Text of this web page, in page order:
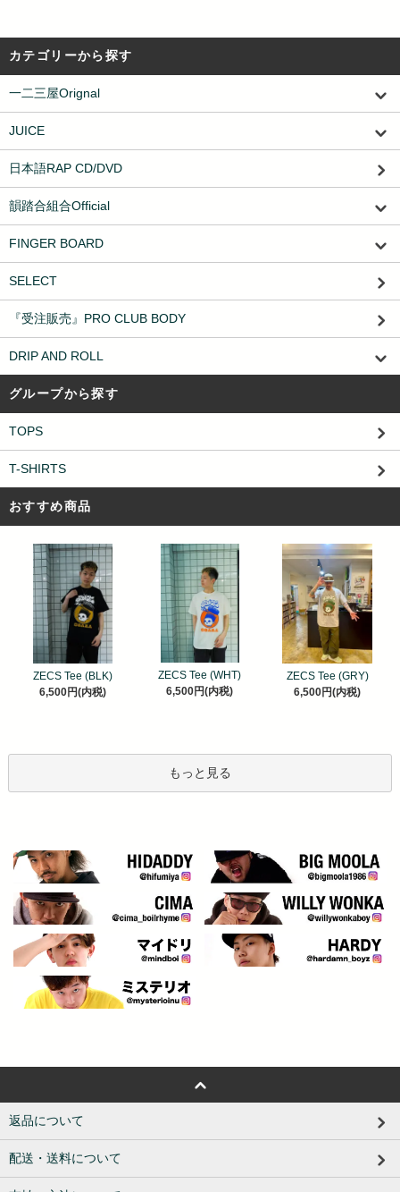
カテゴリーから探す
一二三屋Orignal
JUICE
日本語RAP CD/DVD
韻踏合組合Official
FINGER BOARD
SELECT
『受注販売』PRO CLUB BODY
DRIP AND ROLL
グループから探す
TOPS
T-SHIRTS
おすすめ商品
ZECS Tee (BLK)
6,500円(内税)
ZECS Tee (WHT)
6,500円(内税)
ZECS Tee (GRY)
6,500円(内税)
もっと見る
返品について
配送・送料について